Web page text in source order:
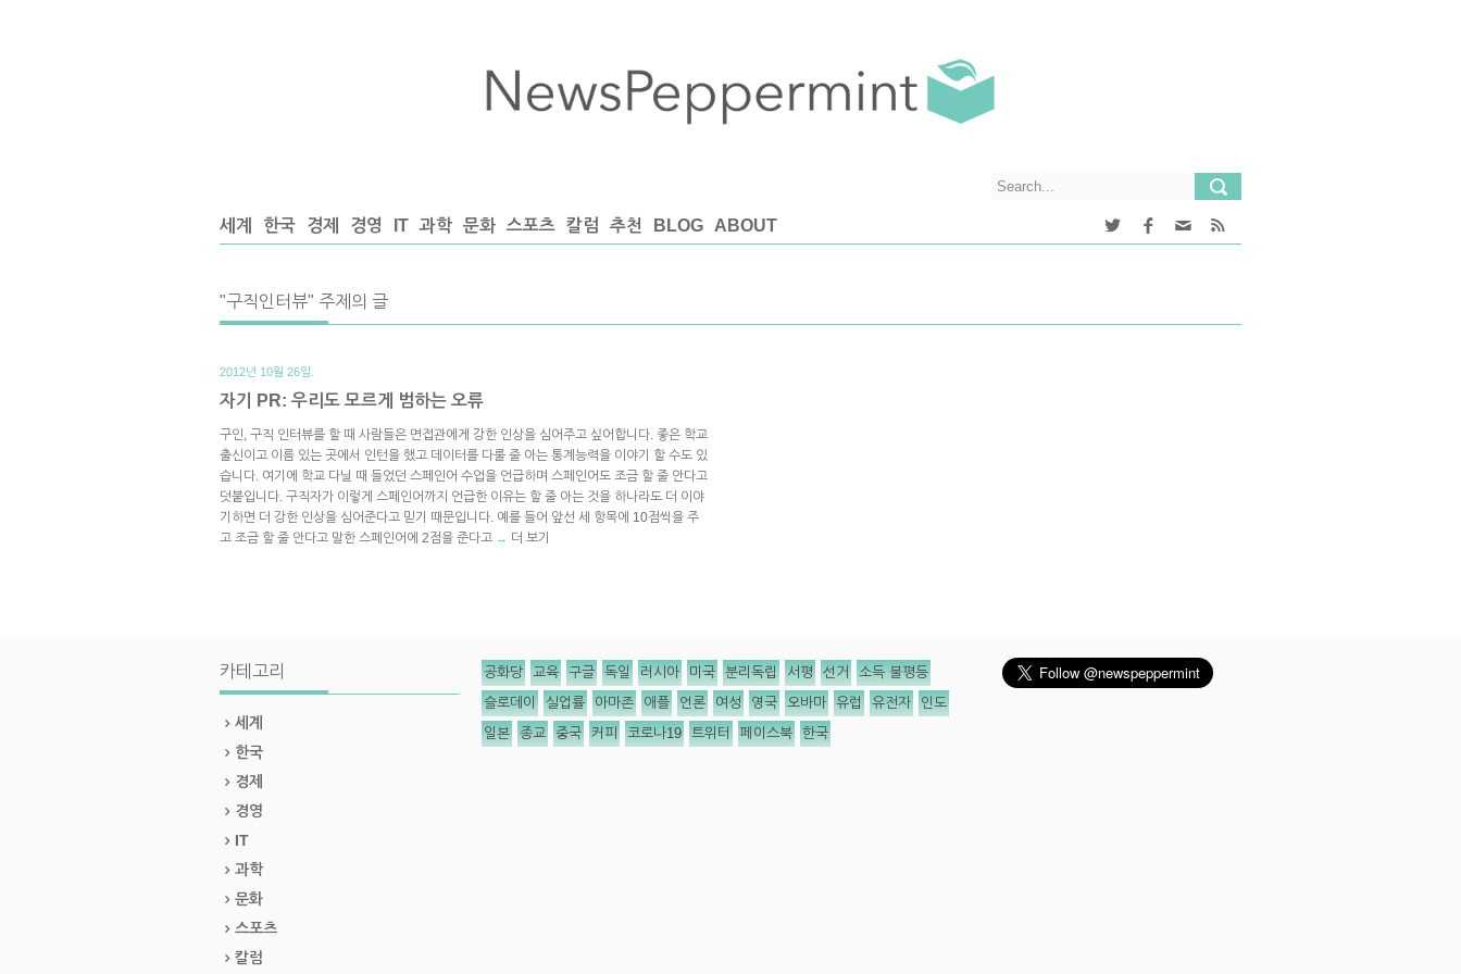
세계 한국 경제 경영 IT 과학 문화 스포츠 칼럼 추천 BLOG ABOUT
"구직인터뷰" 주제의 글
2012년 10월 26일.
자기 PR: 우리도 모르게 범하는 오류
구인, 구직 인터뷰를 할 때 사람들은 면접관에게 강한 인상을 심어주고 싶어합니다. 좋은 학교
출신이고 이름 있는 곳에서 인턴을 했고 데이터를 다룰 줄 아는 통계능력을 이야기 할 수도 있
습니다. 여기에 학교 다닐 때 들었던 스페인어 수업을 언급하며 스페인어도 조금 할 줄 안다고
덧붙입니다. 구직자가 이렇게 스페인어까지 언급한 이유는 할 줄 아는 것을 하나라도 더 이야
기하면 더 강한 인상을 심어준다고 믿기 때문입니다. 예를 들어 앞선 세 항목에 10점씩을 주
고 조금 할 줄 안다고 말한 스페인어에 2점을 준다고 → 더 보기
카테고리
세계
한국
경제
경영
IT
과학
문화
스포츠
칼럼
공화당 교육 구글 독일 러시아 미국 분리독립 서평 선거 소득 불평등
슬로데이 실업률 아마존 애플 언론 여성 영국 오바마 유럽 유전자 인도
일본 종교 중국 커피 코로나19 트위터 페이스북 한국